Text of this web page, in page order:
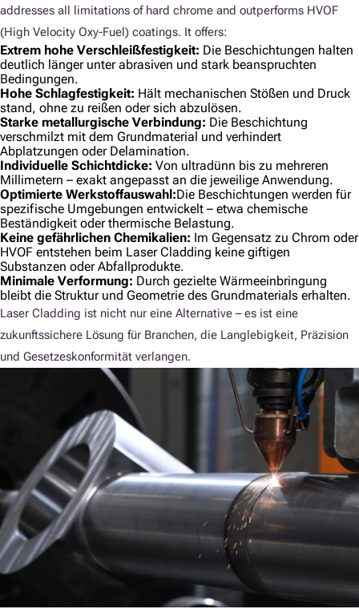
addresses all limitations of hard chrome and outperforms HVOF
(High Velocity Oxy-Fuel) coatings. It offers:
Extrem hohe Verschleißfestigkeit: Die Beschichtungen halten
deutlich länger unter abrasiven und stark beanspruchten
Bedingungen.
Hohe Schlagfestigkeit: Hält mechanischen Stößen und Druck
stand, ohne zu reißen oder sich abzulösen.
Starke metallurgische Verbindung: Die Beschichtung
verschmilzt mit dem Grundmaterial und verhindert
Abplatzungen oder Delamination.
Individuelle Schichtdicke: Von ultradünn bis zu mehreren
Millimetern – exakt angepasst an die jeweilige Anwendung.
Optimierte Werkstoffauswahl:Die Beschichtungen werden für
spezifische Umgebungen entwickelt – etwa chemische
Beständigkeit oder thermische Belastung.
Keine gefährlichen Chemikalien: Im Gegensatz zu Chrom oder
HVOF entstehen beim Laser Cladding keine giftigen
Substanzen oder Abfallprodukte.
Minimale Verformung: Durch gezielte Wärmeeinbringung
bleibt die Struktur und Geometrie des Grundmaterials erhalten.
Laser Cladding ist nicht nur eine Alternative – es ist eine
zukunftssichere Lösung für Branchen, die Langlebigkeit, Präzision
und Gesetzeskonformität verlangen.